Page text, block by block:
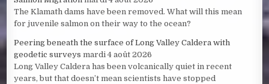
The Klamath dams have been removed. What will this mean
for juvenile salmon on their way to the ocean?
Peering beneath the surface of Long Valley Caldera with
geodetic surveys mardi 4 août 2026
Long Valley Caldera has been volcanically quiet in recent
years, but that doesn’t mean scientists have stopped